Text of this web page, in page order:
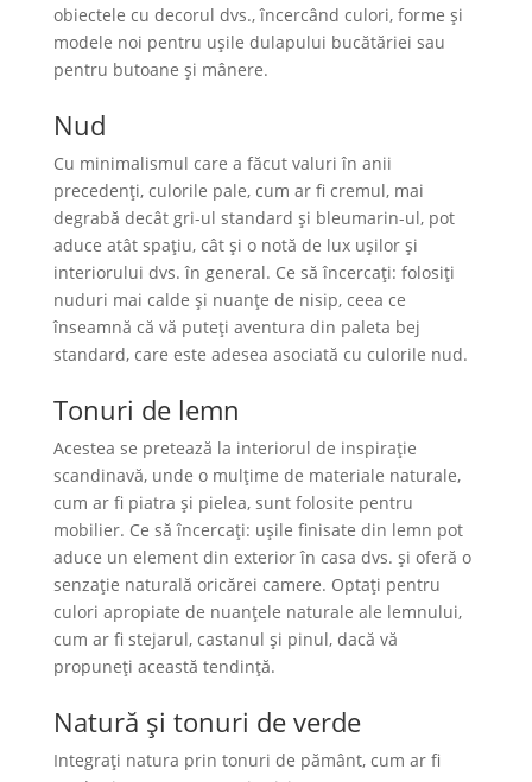
obiectele cu decorul dvs., încercând culori, forme și
modele noi pentru ușile dulapului bucătăriei sau
pentru butoane şi mânere.
Nud
Cu minimalismul care a făcut valuri în anii
precedenți, culorile pale, cum ar fi cremul, mai
degrabă decât gri-ul standard și bleumarin-ul, pot
aduce atât spațiu, cât și o notă de lux ușilor și
interiorului dvs. în general. Ce să încercați: folosiți
nuduri mai calde și nuanţe de nisip, ceea ce
înseamnă că vă puteți aventura din paleta bej
standard, care este adesea asociată cu culorile nud.
Tonuri de lemn
Acestea se pretează la interiorul de inspirație
scandinavă, unde o mulțime de materiale naturale,
cum ar fi piatra și pielea, sunt folosite pentru
mobilier. Ce să încercați: ușile finisate din lemn pot
aduce un element din exterior în casa dvs. și oferă o
senzație naturală oricărei camere. Optați pentru
culori apropiate de nuanțele naturale ale lemnului,
cum ar fi stejarul, castanul și pinul, dacă vă
propuneți această tendință.
Natură şi tonuri de verde
Integraţi natura prin tonuri de pământ, cum ar fi